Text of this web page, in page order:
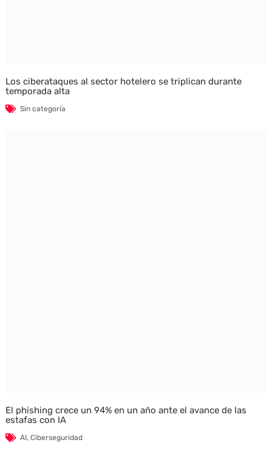
Los ciberataques al sector hotelero se triplican durante
temporada alta
Sin categoría
El phishing crece un 94% en un año ante el avance de las
estafas con IA
AI, Ciberseguridad